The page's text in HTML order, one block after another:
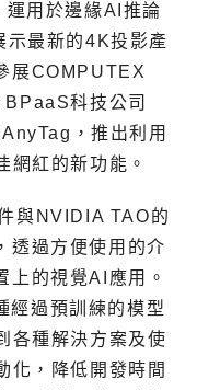
用於邊緣AI推論
示最新的4K投影產
展COMPUTEX
科技公司
，推出利用
網紅的新功能。
與NVIDIA TAO的
透過方便使用的介
上的視覺AI應用。
經過預訓練的模型
各種解決方案及使
化，降低開發時間